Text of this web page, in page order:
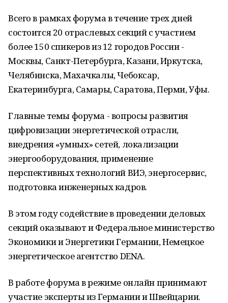
Всего в рамках форума в течение трех дней
состоится 20 отраслевых секций с участием
более 150 спикеров из 12 городов России -
Москвы, Санкт-Петербурга, Казани, Иркутска,
Челябинска, Махачкалы, Чебоксар,
Екатеринбурга, Самары, Саратова, Перми, Уфы.
Главные темы форума - вопросы развития
цифровизации энергетической отрасли,
внедрения «умных» сетей, локализации
энергооборудования, применение
перспективных технологий ВИЭ, энергосервис,
подготовка инженерных кадров.
В этом году содействие в проведении деловых
секций оказывают и Федеральное министерство
Экономики и Энергетики Германии, Немецкое
энергетическое агентство DENA.
В работе форума в режиме онлайн принимают
участие эксперты из Германии и Швейцарии.